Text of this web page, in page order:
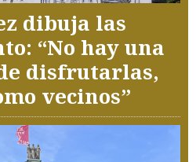
dibuja las
“No hay una
disfrutarlas,
vecinos”